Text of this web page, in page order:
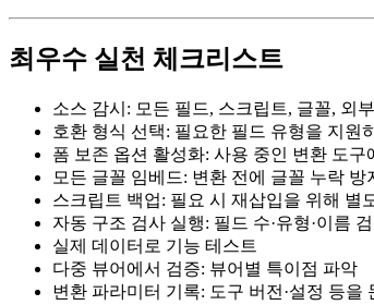
최우수 실천 체크리스트
소스 감시 : 모든 필드, 스크립트, 글꼴, 외
호환 형식 선택: 필요한 필드 유형을 지원
폼 보존 옵션 활성화: 사용 중인 변환 도구
모든 글꼴 임베드: 변환 전에 글꼴 누락 방
스크립트 백업: 필요 시 재삽입을 위해 별
자동 구조 검사 실행: 필드 수·유형·이름
실제 데이터로 기능 테스트
다중 뷰어에서 검증: 뷰어별 특이점 파악
변환 파라미터 기록: 도구 버전·설정 등을